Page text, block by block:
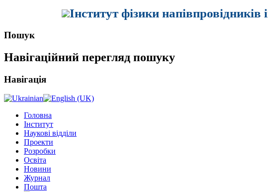
Інститут фізики
Пошук
Навігаційний перегляд пошуку
Навігація
Головна
Інститут
Наукові відділи
Проекти
Розробки
Освіта
Новини
Журнал
Пошта